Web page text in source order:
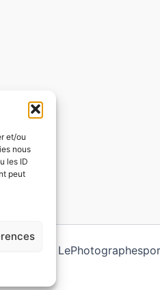
et/ou
nous
les ID
peut
© 2026